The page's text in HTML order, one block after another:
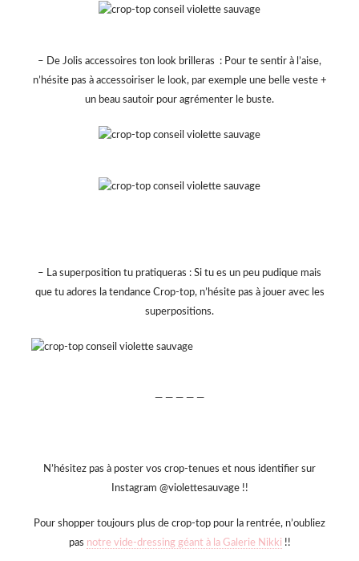
– De Jolis accessoires ton look brilleras : Pour te sentir à l’aise,
n’hésite pas à accessoiriser le look, par exemple une belle veste +
un beau sautoir pour agrémenter le buste.
– La superposition tu pratiqueras : Si tu es un peu pudique mais
que tu adores la tendance Crop-top, n’hésite pas à jouer avec les
superpositions.
— — — — —
N’hésitez pas à poster vos crop-tenues et nous identifier sur
Instagram @violettesauvage !!
Pour shopper toujours plus de crop-top pour la rentrée, n’oubliez
pas notre vide-dressing géant à la Galerie Nikki !!